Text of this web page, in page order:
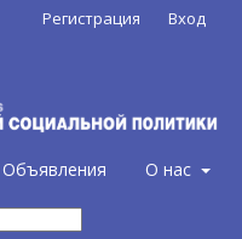
Объявления О нас
Регистрация Вход